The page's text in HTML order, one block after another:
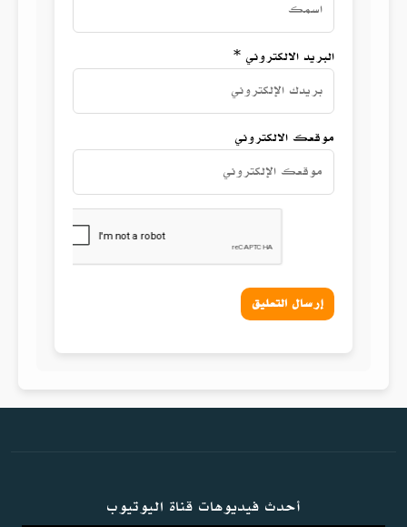
البريد الالكتروني *
موقعك الالكتروني
إرسال التعليق
أحدث فيديوهات قناة اليوتيوب